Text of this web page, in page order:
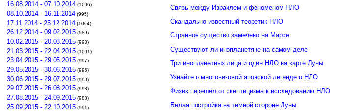
16.08.2014 - 07.10.2014 (1006)
08.10.2014 - 16.11.2014 (995)
17.11.2014 - 25.12.2014 (1004)
26.12.2014 - 09.02.2015 (989)
10.02.2015 - 20.03.2015 (998)
21.03.2015 - 22.04.2015 (1001)
23.04.2015 - 29.05.2015 (997)
29.05.2015 - 30.06.2015 (995)
30.06.2015 - 29.07.2015 (990)
29.07.2015 - 26.08.2015 (998)
27.08.2015 - 24.09.2015 (988)
25.09.2015 - 22.10.2015 (991)
Связь между Израилем и феноменом НЛО
Скандально известный теоретик НЛО
Странное существо замечено на Марсе
Существуют ли инопланетяне на самом деле
Три инопланетных лица и один НЛО на карте Луны
Узнайте о многовековой японской легенде о НЛО
Физик перешёл от скептицизма к исследованию НЛО
Белая постройка на тёмной стороне Луны